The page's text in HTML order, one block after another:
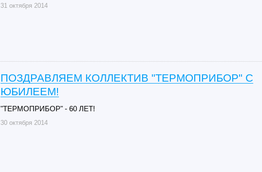
31 октября 2014
ПОЗДРАВЛЯЕМ КОЛЛЕКТИВ "ТЕРМОПРИБОР" С
ЮБИЛЕЕМ!
"ТЕРМОПРИБОР" - 60 ЛЕТ!
30 октября 2014